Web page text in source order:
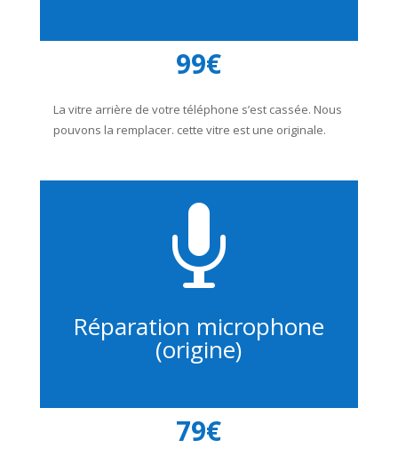
99€
La vitre arrière de votre téléphone s’est cassée. Nous
pouvons la remplacer. cette vitre est une originale.

Réparation microphone
(origine)
79€